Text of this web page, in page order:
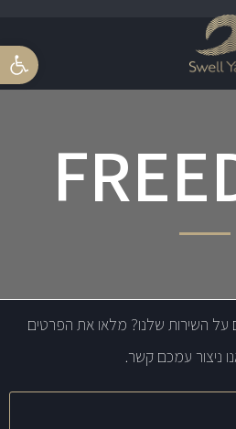
פתח
על השירות שלנו? מלאו את הפרטים
ניצור עמכם קשר.